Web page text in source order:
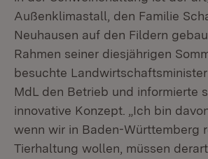
Außenklimastall, den Familie
Neuhausen auf den Fildern
Rahmen seiner diesjährigen
besuchte
MdL den Betrieb und informierte
innovative Konzept. „Ich bin
wenn wir in Baden-Württemberg
Tierhaltung wollen, müssen